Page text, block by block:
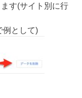
す(サイト別に行
として)